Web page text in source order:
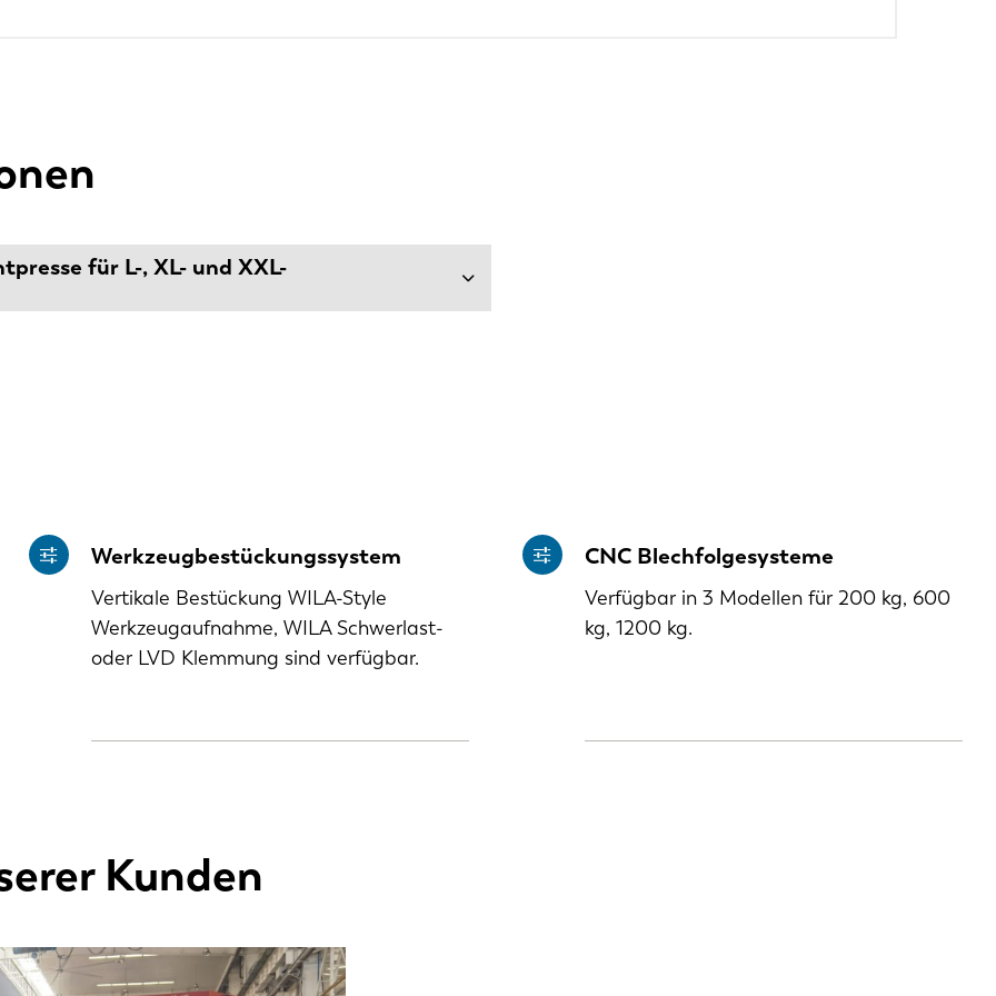
für L-, XL- und XXL-
Werkzeugbestückungssystem
Vertikale Bestückung WILA-Style
Werkzeugaufnahme, WILA Schwerlast-
oder LVD Klemmung sind verfügbar.
CNC Blechfolgesysteme
Verfügbar in 3 Modellen für 200 kg, 600
kg, 1200 kg.
Kunden